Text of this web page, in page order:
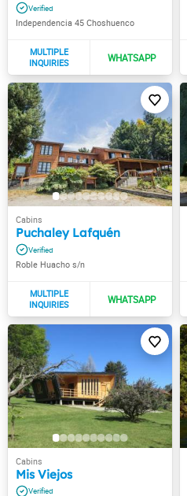
Independencia 45 Choshuenco
Puchaley Lafquén
Roble Huacho s/n
Mis Viejos